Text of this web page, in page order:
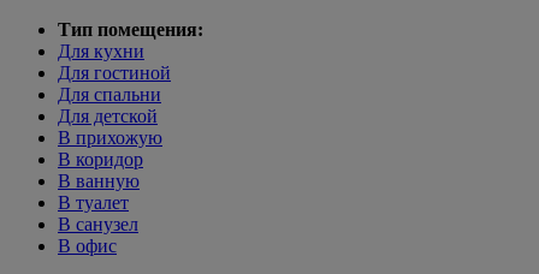
Тип помещения:
Для кухни
Для гостиной
Для спальни
Для детской
В прихожую
В коридор
В ванную
В туалет
В санузел
В офис